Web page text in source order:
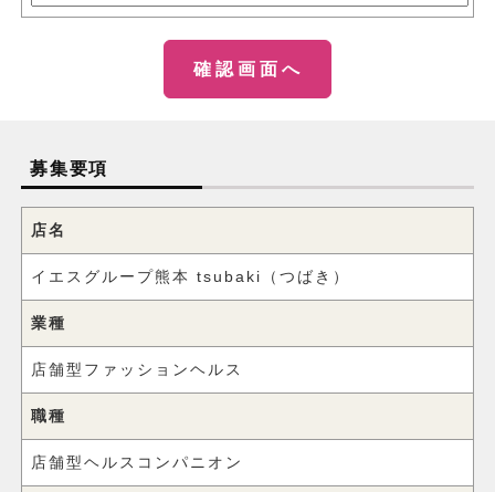
募集要項
店名
イエスグループ熊本 tsubaki（つばき）
業種
店舗型ファッションヘルス
職種
店舗型ヘルスコンパニオン